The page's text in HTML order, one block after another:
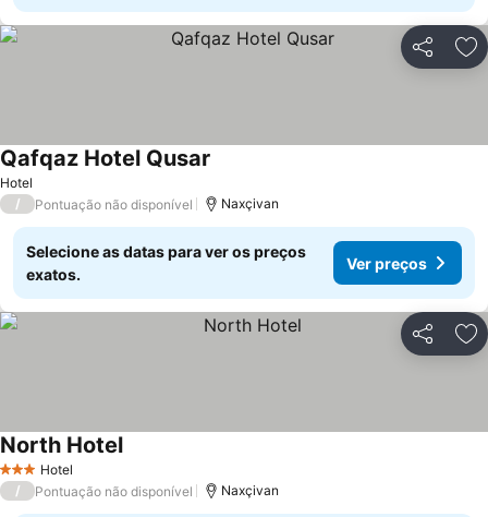
Partilhar
Hotel
Qafqaz Hotel Qusar
/ Pontuação não disponível Naxçivan
Selecione as datas para ver os preços
exatos.
Ver preços
Partilhar
3 EstrelasHotel
North HotelVer preços
/ Pontuação não disponível Naxçivan